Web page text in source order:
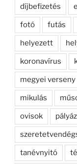
díjbefizetés
fotó futás
helyezett
koronavírus
megyei verseny
mikulás
ovisok
tanévnyitó